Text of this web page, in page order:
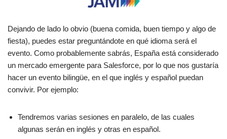
Dejando de lado lo obvio (buena comida, buen tiempo y algo de
fiesta), puedes estar preguntándote en qué idioma será el
evento. Como probablemente sabrás, España está considerado
un mercado emergente para Salesforce, por lo que nos gustaría
hacer un evento bilingüe, en el que inglés y español puedan
convivir. Por ejemplo:
Tendremos varias sesiones en paralelo, de las cuales
algunas serán en inglés y otras en español.